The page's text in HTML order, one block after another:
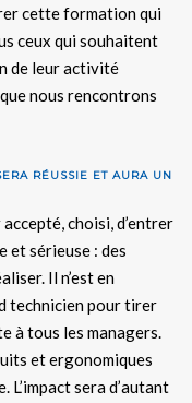
cette formation qui
ceux qui souhaitent
de leur activité
nous rencontrons
RÉUSSIE ET AURA UN
choisi, d’entrer
et sérieuse : des
Il n’est en
technicien pour tirer
à tous les managers.
et ergonomiques
L’impact sera d’autant